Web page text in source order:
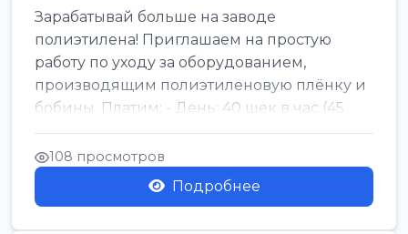
Зарабатывай больше на заводе
полиэтилена! Приглашаем на простую
работу по уходу за оборудованием,
производящим полиэтиленовую плёнку и
бобины. Платим: - День: 40 шек в час (45
для синих бумаг и виз) -...
108 просмотров
Подробнее